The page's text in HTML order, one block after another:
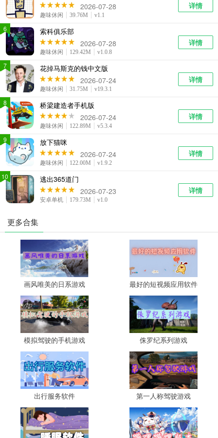
2026-07-28
趣味休闲 39.76M v1.1
详情
索科俱乐部
2026-07-28
趣味休闲 129.42M v1.0.8
详情
6
花掉马斯克的钱中文版
2026-07-24
趣味休闲 31.75M v19.3.1
详情
7
桥梁建造者手机版
2026-07-24
趣味休闲 122.89M v5.3.4
详情
8
放下猫咪
2026-07-24
趣味休闲 122.00M v1.9.2
详情
9
逃出365道门
2026-07-23
安卓单机 179.73M v1.0
详情
10
更多合集
画风唯美的日系游戏 最好的短视频应用软件
模拟驾驶的手机游戏 侏罗纪系列游戏
出行服务软件 第一人称驾驶游戏